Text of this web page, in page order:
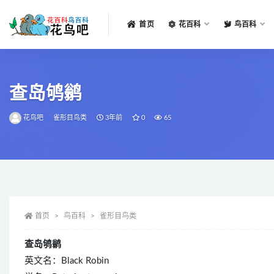
首页 花百科 鸟百科
查岛鸲鹟
花鸟吧 雀形目鸟类 3年前 0 65
首页 鸟百科 雀形目鸟类
查岛鸲鹟
英文名：Black Robin